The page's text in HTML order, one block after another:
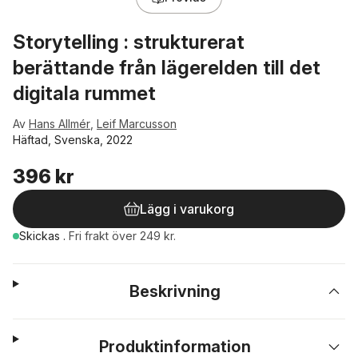
Storytelling : strukturerat
berättande från lägerelden till det
digitala rummet
Av Hans Allmér Leif Marcusson
Häftad, Svenska, 2022
396 kr
Lägg i varukorg
Skickas . Fri frakt över 249 kr.
Beskrivning
Produktinformation